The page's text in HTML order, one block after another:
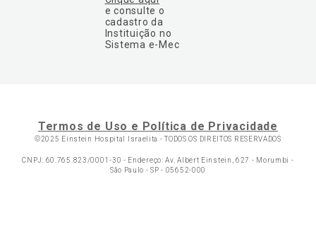
e consulte o
cadastro da
Instituição no
Sistema e-Mec
Termos de Uso e Política de Privacidade
©2025 Einstein Hospital Israelita -TODOS OS DIREITOS RESERVADOS
CNPJ: 60.765.823/0001-30 - Endereço: Av. Albert Einstein, 627 - Morumbi -
São Paulo - SP - 05652-000